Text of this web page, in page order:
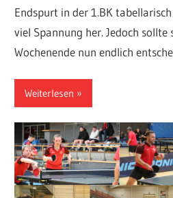
Endspurt in der 1.BK
viel Spannung her. Jedoch sollte
Wochenende nun endlich
Weiterlesen